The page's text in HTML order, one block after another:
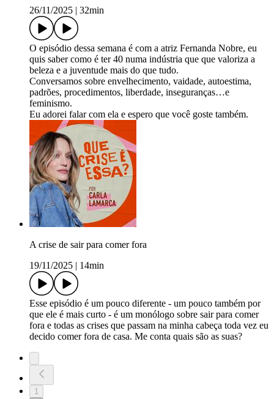
26/11/2025
32min
O episódio dessa semana é com a atriz Fernanda Nobre, eu
quis saber como é ter 40 numa indústria que que valoriza a
beleza e a juventude mais do que tudo.
Conversamos sobre envelhecimento, vaidade, autoestima,
padrões, procedimentos, liberdade, inseguranças…e
feminismo.
Eu adorei falar com ela e espero que você goste também.
A crise de sair para comer fora
19/11/2025
14min
Esse episódio é um pouco diferente - um pouco também por
que ele é mais curto - é um monólogo sobre sair para comer
fora e todas as crises que passam na minha cabeça toda vez eu
decido comer fora de casa. Me conta quais são as suas?
1